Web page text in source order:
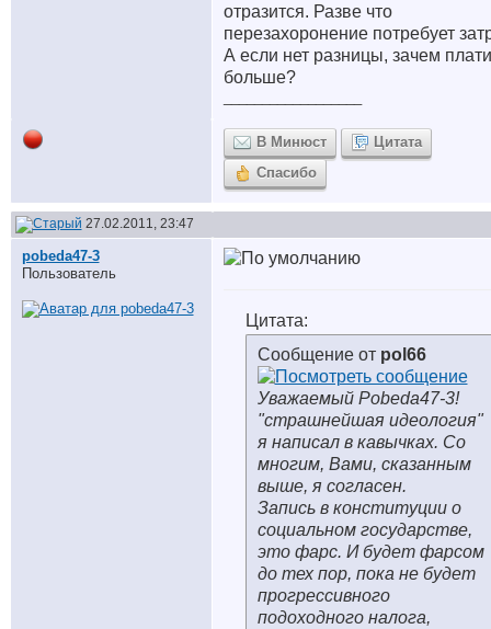
отразится. Разве что
перезахоронение потребует
А если нет разницы, зачем
больше?
В Минюст
Цитата
Спасибо
27.02.2011, 23:47
pobeda47-3
Пользователь
Цитата:
Сообщение от pol66
Уважаемый Pobeda47-3!
"страшнейшая идеология"
я написал в кавычках. Со
многим, Вами, сказанным
выше, я согласен.
Запись в конституции о
социальном государстве,
это фарс. И будет фарсом
до тех пор, пока не будет
прогрессивного
подоходного налога,